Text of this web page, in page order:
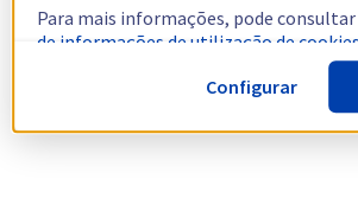
Para mais informações, pode consultar
de informações de utilização de cookies.
Configurar